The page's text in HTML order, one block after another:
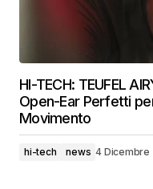
HI-TECH: TEUFEL
Open-Ear Perfetti
Movimento
hi-tech news 4 Dicembre